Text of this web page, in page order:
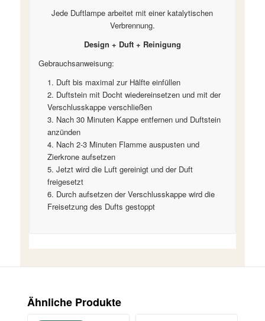
Jede Duftlampe arbeitet mit einer katalytischen
Verbrennung.
Design + Duft + Reinigung
Gebrauchsanweisung:
Duft bis maximal zur Hälfte einfüllen
Duftstein mit Docht wiedereinsetzen und mit der
Verschlusskappe verschließen
Nach 30 Minuten Kappe entfernen und Duftstein
anzünden
Nach 2-3 Minuten Flamme auspusten und
Zierkrone aufsetzen
Jetzt wird die Luft gereinigt und der Duft
freigesetzt
Durch aufsetzen der Verschlusskappe wird die
Freisetzung des Dufts gestoppt
Ähnliche Produkte